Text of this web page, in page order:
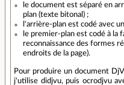
le document est séparé en
plan (texte bitonal) ;
l'arrière-plan est codé avec
le premier-plan est codé à la
reconnaissance des formes
endroits de la page).
Pour produire un document
j'utilise didjvu, puis ocrodjvu